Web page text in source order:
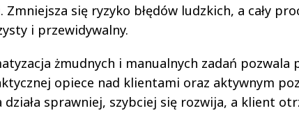
Zmniejsza się ryzyko błędów ludzkich, a cały
i przewidywalny.
żmudnych i manualnych zadań
opiece nad klientami oraz aktywnym
sprawniej, szybciej się rozwija, a klient